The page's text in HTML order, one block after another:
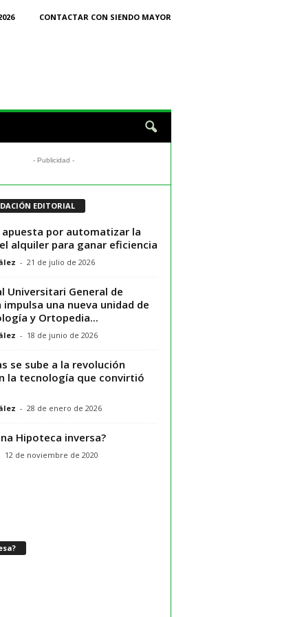
CONTACTAR CON SIENDO MAYOR
- Publicidad -
EDITORIAL
por automatizar la
alquiler para ganar eficiencia
- 21 de julio de 2026
Universitari General de
impulsa una nueva unidad de
y Ortopedia...
- 18 de junio de 2026
se sube a la revolución
la tecnología que convirtió
- 28 de enero de 2026
Hipoteca inversa?
12 de noviembre de 2020